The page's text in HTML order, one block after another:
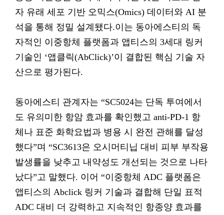
자 유래 세포 기반 오믹스(Omics) 데이터와 AI 분
석을 통해 정밀 설계됐다.이는 동아에스티의 독
자적인 이중항체 플랫폼과 앱티스의 3세대 링커
기술인 ‘앱클릭(AbClick)’이 결합된 핵심 기술 자
산으로 평가된다.
동아에스티 관계자는 “SC5024는 단독 투여에서
도 유의미한 항암 효과를 확인했고 anti-PD-1 항
체나 표준 화학요법과 병용 시 완전 관해를 달성
했다”며 “SC3613은 오시머티닙 대비 피부 부작용
발생률을 낮추고 내약성도 개선되는 것으로 나타
났다”고 말했다. 이어 “이중항체 ADC 플랫폼은
앱티스의 Abclick 링커 기술과 결합해 단일 표적
ADC 대비 더 강력하고 지속적인 항종양 효과를